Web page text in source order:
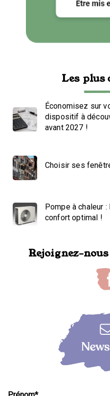
Les plus
Économisez sur
dispositif à
avant 2027 !
Choisir ses
Pompe à chaleur
confort optimal !
Rejoignez-